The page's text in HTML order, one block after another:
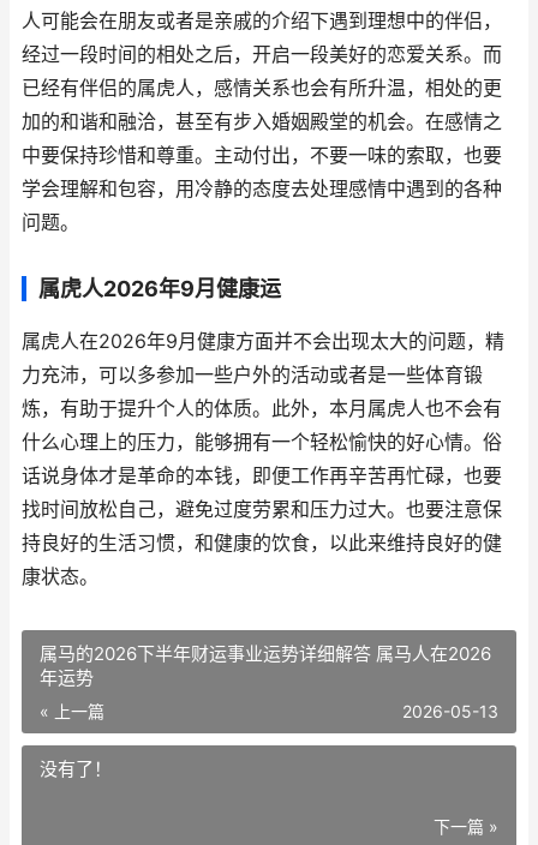
人可能会在朋友或者是亲戚的介绍下遇到理想中的伴侣，
经过一段时间的相处之后，开启一段美好的恋爱关系。而
已经有伴侣的属虎人，感情关系也会有所升温，相处的更
加的和谐和融洽，甚至有步入婚姻殿堂的机会。在感情之
中要保持珍惜和尊重。主动付出，不要一味的索取，也要
学会理解和包容，用冷静的态度去处理感情中遇到的各种
问题。
属虎人2026年9月健康运
属虎人在2026年9月健康方面并不会出现太大的问题，精
力充沛，可以多参加一些户外的活动或者是一些体育锻
炼，有助于提升个人的体质。此外，本月属虎人也不会有
什么心理上的压力，能够拥有一个轻松愉快的好心情。俗
话说身体才是革命的本钱，即便工作再辛苦再忙碌，也要
找时间放松自己，避免过度劳累和压力过大。也要注意保
持良好的生活习惯，和健康的饮食，以此来维持良好的健
康状态。
属马的2026下半年财运事业运势详细解答 属马人在2026
年运势
« 上一篇 2026-05-13
没有了！
下一篇 »